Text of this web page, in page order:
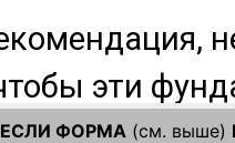
ЕСЛИ ФОРМА (см. выше)